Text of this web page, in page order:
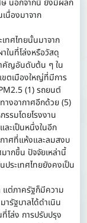
ษ นอกจากนี้ ยังมีผลก
นื่องมาจาก
ศไทยนั้นมาจาก
าในที่โล่งหรือวัสดุ
ำคัญอันดับต้น ๆ ใน
ขตเมืองใหญ่ที่มีการ
(1) รถยนต์
างอากาศอีกด้วย (5)
มโดยโรงงาน
ะเป็นหนึ่งในอีก
าศที่แห้งและลมสงบ
ากขึ้น ปัจจัยเหล่านี้
ระเทศไทยยังคงเป็น
ภาครัฐก็มีความ
รัฐบาลได้ดำเนิน
โล่ง การปรับปรุง